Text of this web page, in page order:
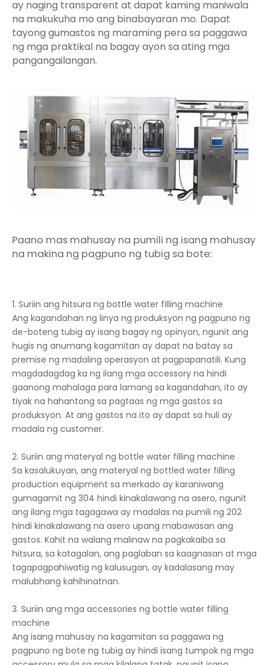
ay naging transparent at dapat kaming maniwala
na makukuha mo ang binabayaran mo. Dapat
tayong gumastos ng maraming pera sa paggawa
ng mga praktikal na bagay ayon sa ating mga
pangangailangan.
Paano mas mahusay na pumili ng isang mahusay
na makina ng pagpuno ng tubig sa bote:
1. Suriin ang hitsura ng bottle water filling machine
Ang kagandahan ng linya ng produksyon ng pagpuno ng
de-boteng tubig ay isang bagay ng opinyon, ngunit ang
hugis ng anumang kagamitan ay dapat na batay sa
premise ng madaling operasyon at pagpapanatili. Kung
magdadagdag ka ng ilang mga accessory na hindi
gaanong mahalaga para lamang sa kagandahan, ito ay
tiyak na hahantong sa pagtaas ng mga gastos sa
produksyon. At ang gastos na ito ay dapat sa huli ay
madala ng customer.
2. Suriin ang materyal ng bottle water filling machine
Sa kasalukuyan, ang materyal ng bottled water filling
production equipment sa merkado ay karaniwang
gumagamit ng 304 hindi kinakalawang na asero, ngunit
ang ilang mga tagagawa ay madalas na pumili ng 202
hindi kinakalawang na asero upang mabawasan ang
gastos. Kahit na walang malinaw na pagkakaiba sa
hitsura, sa katagalan, ang paglaban sa kaagnasan at mga
tagapagpahiwatig ng kalusugan, ay kadalasang may
malubhang kahihinatnan.
3. Suriin ang mga accessories ng bottle water filling
machine
Ang isang mahusay na kagamitan sa paggawa ng
pagpuno ng bote ng tubig ay hindi isang tumpok ng mga